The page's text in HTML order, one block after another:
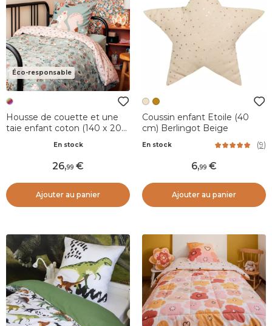
Éco-responsable
Housse de couette et une
taie enfant coton (140 x 200
En stock
26,99
Ajouter au panier
Coussin enfant Etoile (40
cm) Berlingot Beige
En stock (9)
6,99
Ajouter au panier